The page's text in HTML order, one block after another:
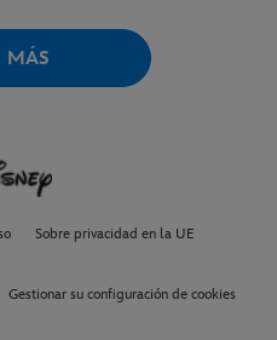
MÁS
Sobre privacidad en la UE
Gestionar su configuración de cookies